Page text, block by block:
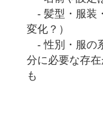
- 髪型・服装
変化？）
- 性別・服の
分に必要な存
も